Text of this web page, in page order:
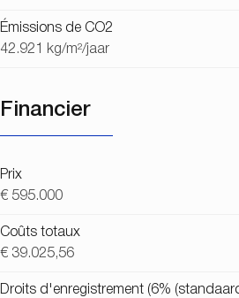
Émissions de CO2
42.921 kg/m²/jaar
Financier
Prix
€ 595.000
Coûts totaux
€ 39.025,56
Droits d'enregistrement (6%